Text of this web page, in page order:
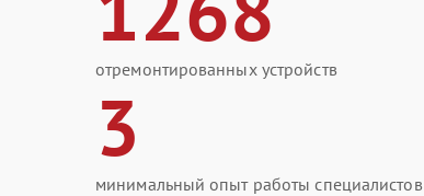
отремонтированных устройств
3
минимальный опыт работы специалистов